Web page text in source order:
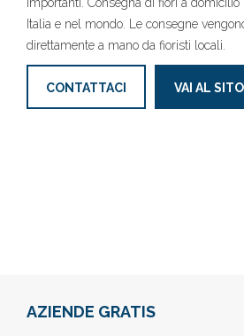
Italia e nel mondo. Le consegne
direttamente a mano da fioristi locali.
CONTATTACI VAI AL SITO
AZIENDE GRATIS